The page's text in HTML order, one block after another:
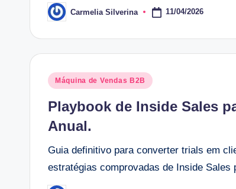
Posted
by
Carmelia Silverina 11/04/2026
Posted
Máquina de Vendas B2B
Playbook de Inside Sales
Anual.
Guia definitivo para converter trials em
estratégias comprovadas de Inside Sales